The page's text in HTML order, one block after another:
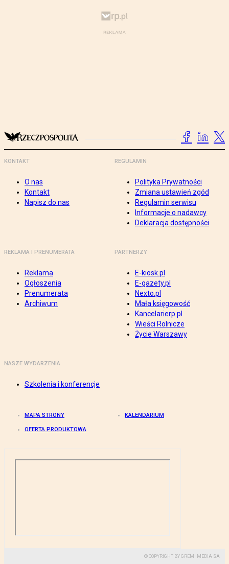
KONTAKT
O nas
Kontakt
Napisz do nas
REGULAMIN
Polityka Prywatności
Zmiana ustawień zgód
Regulamin serwisu
Informacje o nadawcy
Deklaracja dostępności
REKLAMA I PRENUMERATA
Reklama
Ogłoszenia
Prenumerata
Archiwum
PARTNERZY
E-kiosk.pl
E-gazety.pl
Nexto.pl
Mała księgowość
Kancelarierp.pl
Wieści Rolnicze
Życie Warszawy
NASZE WYDARZENIA
Szkolenia i konferencje
MAPA STRONY KALENDARIUM
OFERTA PRODUKTOWA
© COPYRIGHT BY GREMI MEDIA SA